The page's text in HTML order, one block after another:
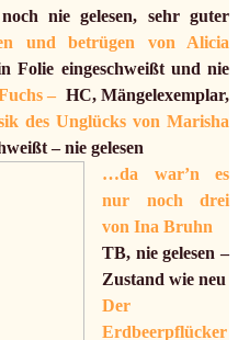
nie gelesen, sehr guter
und betrügen von Alicia
Folie eingeschweißt und nie
– HC, Mängelexemplar,
des Unglücks von Marisha
– nie gelesen
…da war’n es
nur noch drei
von Ina Bruhn
TB, nie gelesen –
Zustand wie neu
Der
Erdbeerpflücker